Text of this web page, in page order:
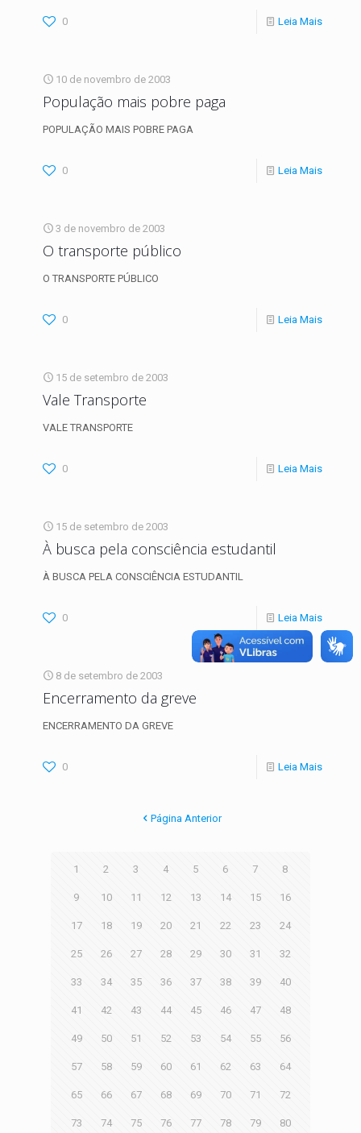
0 Leia Mais
10 de novembro de 2003
População mais pobre paga
POPULAÇÃO MAIS POBRE PAGA
0 Leia Mais
3 de novembro de 2003
O transporte público
O TRANSPORTE PÚBLICO
0 Leia Mais
15 de setembro de 2003
Vale Transporte
VALE TRANSPORTE
0 Leia Mais
15 de setembro de 2003
À busca pela consciência estudantil
À BUSCA PELA CONSCIÊNCIA ESTUDANTIL
0 Leia Mais
8 de setembro de 2003
Encerramento da greve
ENCERRAMENTO DA GREVE
0 Leia Mais
Página Anterior
1 2 3 4 5 6 7 8
9 10 11 12 13 14 15 16
17 18 19 20 21 22 23 24
25 26 27 28 29 30 31 32
33 34 35 36 37 38 39 40
41 42 43 44 45 46 47 48
49 50 51 52 53 54 55 56
57 58 59 60 61 62 63 64
65 66 67 68 69 70 71 72
73 74 75 76 77 78 79 80